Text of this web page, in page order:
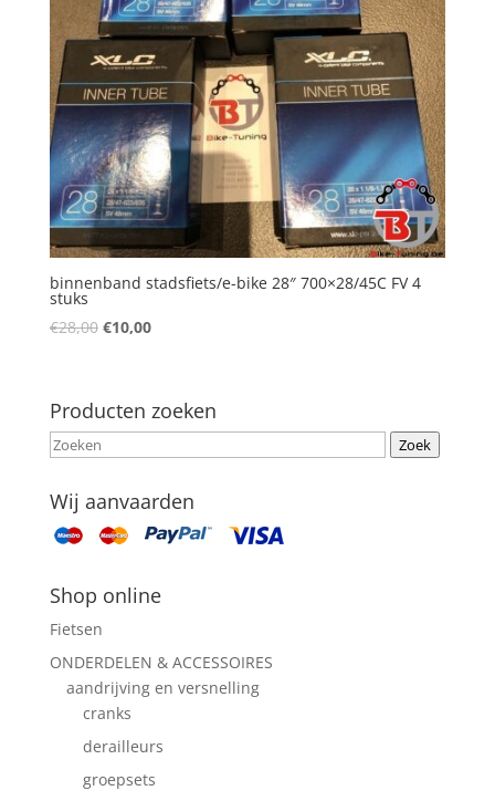
binnenband stadsfiets/e-bike 28″ 700×28/45C FV 4
stuks
€28,00 €10,00
Producten zoeken
Zoek
Wij aanvaarden
Shop online
Fietsen
ONDERDELEN & ACCESSOIRES
aandrijving en versnelling
cranks
derailleurs
groepsets